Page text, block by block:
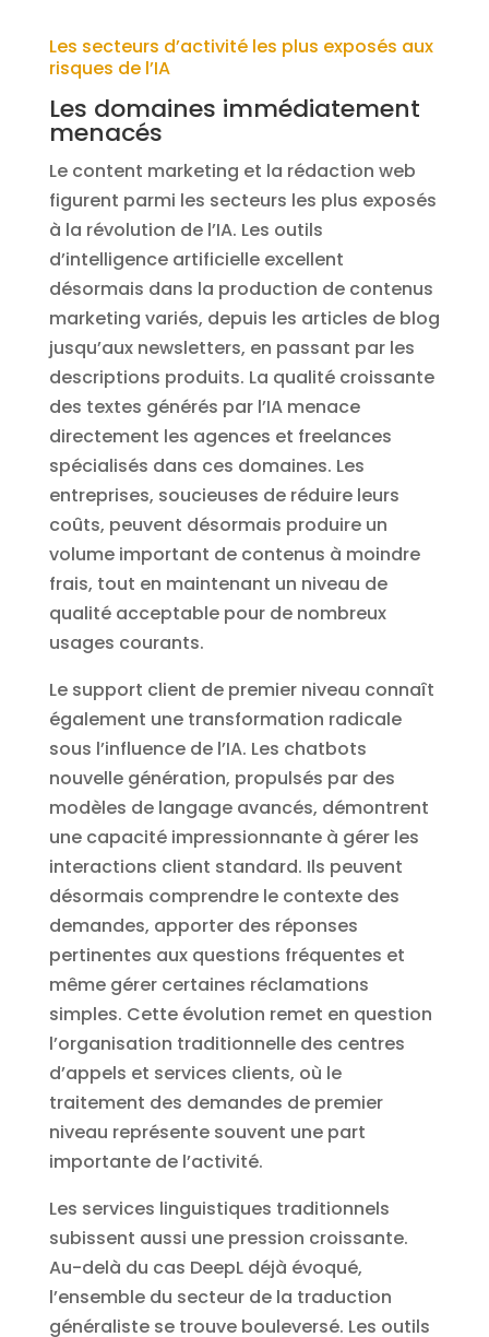
Les secteurs d’activité les plus exposés aux
risques de l’IA
Les domaines immédiatement
menacés
Le content marketing et la rédaction web
figurent parmi les secteurs les plus exposés
à la révolution de l’IA. Les outils
d’intelligence artificielle excellent
désormais dans la production de contenus
marketing variés, depuis les articles de blog
jusqu’aux newsletters, en passant par les
descriptions produits. La qualité croissante
des textes générés par l’IA menace
directement les agences et freelances
spécialisés dans ces domaines. Les
entreprises, soucieuses de réduire leurs
coûts, peuvent désormais produire un
volume important de contenus à moindre
frais, tout en maintenant un niveau de
qualité acceptable pour de nombreux
usages courants.
Le support client de premier niveau connaît
également une transformation radicale
sous l’influence de l’IA. Les chatbots
nouvelle génération, propulsés par des
modèles de langage avancés, démontrent
une capacité impressionnante à gérer les
interactions client standard. Ils peuvent
désormais comprendre le contexte des
demandes, apporter des réponses
pertinentes aux questions fréquentes et
même gérer certaines réclamations
simples. Cette évolution remet en question
l’organisation traditionnelle des centres
d’appels et services clients, où le
traitement des demandes de premier
niveau représente souvent une part
importante de l’activité.
Les services linguistiques traditionnels
subissent aussi une pression croissante.
Au-delà du cas DeepL déjà évoqué,
l’ensemble du secteur de la traduction
généraliste se trouve bouleversé. Les outils